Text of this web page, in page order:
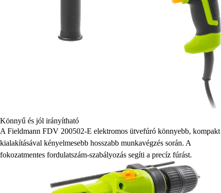
Könnyű és jól irányítható
A Fieldmann FDV 200502-E elektromos ütvefúró könnyebb, kompakt
kialakításával kényelmesebb hosszabb munkavégzés során. A
fokozatmentes fordulatszám-szabályozás segíti a precíz fúrást.